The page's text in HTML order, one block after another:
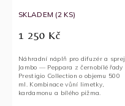
SKLADEM (2 KS)
1 250 Kč
Náhradní náplň pro difuzér a sprej
Jambo — Peppara z černobílé řady
Prestigio Collection o objemu 500
ml. Kombinace vůní limetky,